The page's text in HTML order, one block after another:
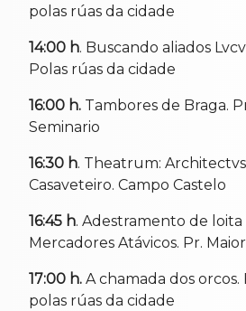
polas rúas da cidade
14:00 h. Buscando aliados
Polas rúas da cidade
16:00 h. Tambores de Braga.
Seminario
16:30 h. Theatrum: Architectvs
Casaveteiro. Campo Castelo
16:45 h. Adestramento de loita
Mercadores Atávicos. Pr. Maior
17:00 h. A chamada dos orcos.
polas rúas da cidade